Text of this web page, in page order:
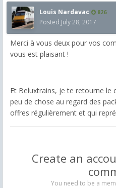
Louis Nardavac 826
Posted July 28, 2017
Merci à vous deux pour vos
vous est plaisant !
Et Beluxtrains, je te retourne le
peu de chose au regard des
offres régulièrement et qui
Create an
You need to be a